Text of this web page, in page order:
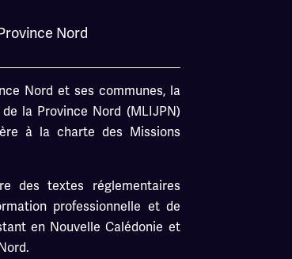
Nord
Nord et ses communes, la
la Province Nord (MLIJPN)
à la charte des Missions
des textes réglementaires
professionnelle et de
en Nouvelle Calédonie et